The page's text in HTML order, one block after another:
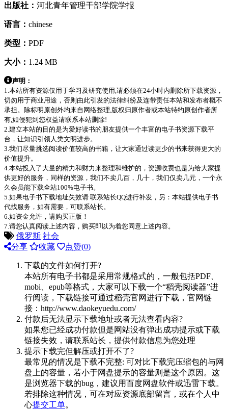
出版社： 河北青年管理干部学院学报
语言： chinese
类型： PDF
大小： 1.24 MB
声明：
1.本站所有资源仅用于学习及研究使用,请必须在24小时内删除所下载资源，
切勿用于商业用途，否则由此引发的法律纠纷及连带责任本站和发布者概不
承担。除标明原创外均来自网络整理,版权归原作者或本站特约原创作者所
有,如侵犯到您权益请联系本站删除!
2.建立本站的目的是为爱好读书的朋友提供一个丰富的电子书资源下载平
台，让知识引领人类文明进步。
3.我们尽量挑选阅读价值较高的书籍，让大家通过读更少的书来获得更大的
价值提升。
4.本站投入了大量的精力和财力来整理和维护的，资源收费也是为给大家提
供更好的服务，同样的资源，我们不卖几百，几十，我们仅卖几元，一个永
久会员能下载全站100%电子书。
5.如果电子书下载地址失效请 联系站长QQ进行补发，另：本站提供电子书
代找服务，如有需要，可联系站长。
6.如资金允许，请购买正版！
7.请您认真阅读上述内容，购买即以为着您同意上述内容。
俄罗斯 社会
分享
收藏 点赞(0)
下载的文件如何打开?
本站所有电子书都是采用常规格式的，一般包括PDF、
mobi、epub等格式，大家可以下载一个“稻壳阅读器”进
行阅读，下载链接可通过稻壳官网进行下载，官网链
接：http://www.daokeyuedu.com/
付款后无法显示下载地址或者无法查看内容?
如果您已经成功付款但是网站没有弹出成功提示或下载
链接失效，请联系站长，提供付款信息为您处理
提示下载完但解压或打开不了?
最常见的情况是下载不完整: 可对比下载完压缩包的与网
盘上的容量，若小于网盘提示的容量则是这个原因。这
是浏览器下载的bug，建议用百度网盘软件或迅雷下载。
若排除这种情况，可在对应资源底部留言，或在个人中
心提交工单。